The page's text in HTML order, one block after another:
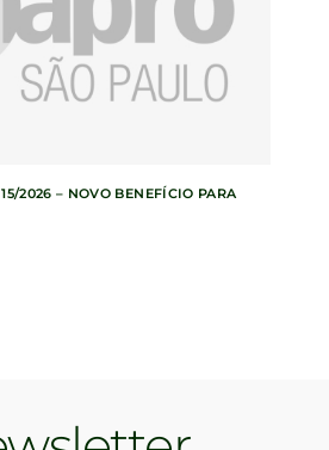
2026 – NOVO BENEFÍCIO PARA